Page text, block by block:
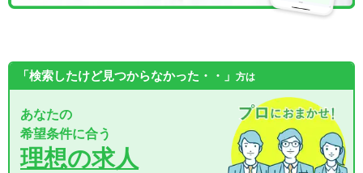
「検索したけど見つからなかった・・」 方は
あなたの
希望条件に合う
理想の求人